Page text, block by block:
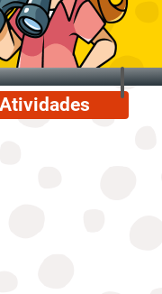
Atividades